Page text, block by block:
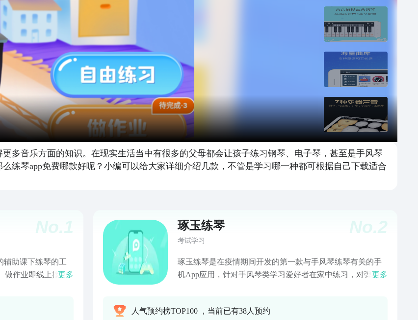
多音乐方面的知识。在现实生活当中有很多的父母都会让孩子练习钢琴、电子琴，甚至是手风琴
练琴app免费哪款好呢？小编可以给大家详细介绍几款，不管是学习哪一种都可根据自己下载适合
No.1
辅助课下练琴的工
做作业即线上接
误进行纠正。多
更多
No.2
琢玉练琴
考试学习
琢玉练琴是在疫情期间开发的第一款与手风琴练琴有关的手
机App应用，针对手风琴类学习爱好者在家中练习，对弹奏手
外手风琴名家介绍，提供大量手风琴名家的演奏和指法视
更多
人气预约榜TOP100 ，当前已有38人预约